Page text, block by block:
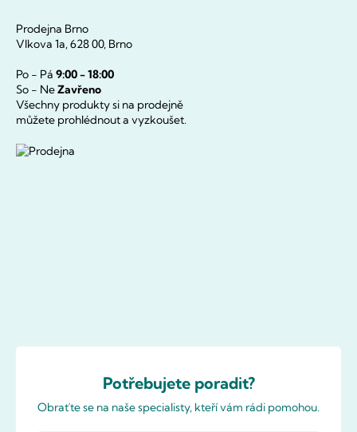
Prodejna Brno
Vlkova 1a, 628 00, Brno
Po - Pá 9:00 - 18:00
So - NeZavřeno
Všechny produkty si na prodejně
můžete prohlédnout a vyzkoušet.
Potřebujete poradit?
Obraťte se na naše specialisty, kteří vám rádi pomohou.